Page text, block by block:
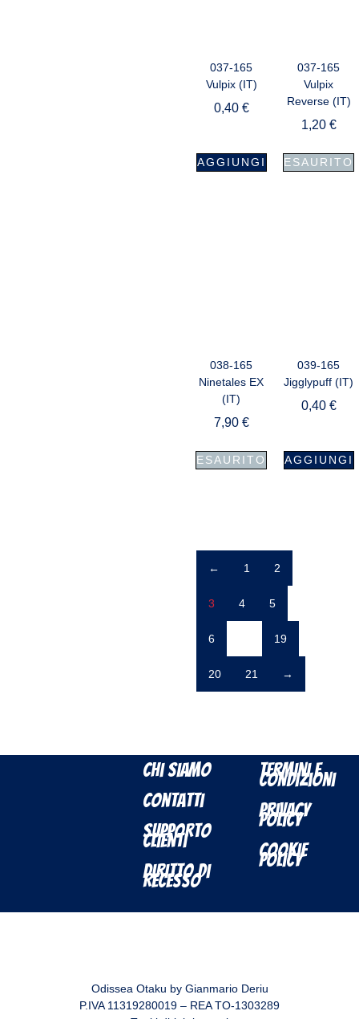
037-165
Vulpix (IT)
0,40 €
AGGIUNGI
037-165
Vulpix
Reverse (IT)
1,20 €
ESAURITO
038-165
Ninetales EX
(IT)
7,90 €
ESAURITO
039-165
Jigglypuff (IT)
0,40 €
AGGIUNGI
← 1 2
3 4 5
6 19
20 21 →
Chi Siamo
Contatti
Supporto
Clienti
Diritto di
Recesso
Termini e
Condizioni
Privacy
Policy
Cookie
Policy
Odissea Otaku by Gianmario Deriu
P.IVA 11319280019 – REA TO-1303289